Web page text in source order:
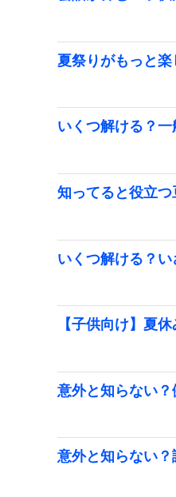
夏祭りがもっと
いくつ解ける？
知ってると役立つ
いくつ解ける？
【子供向け】夏
意外と知らない
意外と知らない